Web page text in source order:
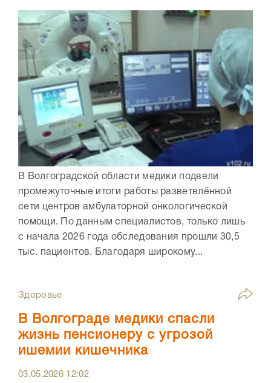
В Волгоградской области медики подвели
промежуточные итоги работы разветвлённой
сети центров амбулаторной онкологической
помощи. По данным специалистов, только лишь
с начала 2026 года обследования прошли 30,5
тыс. пациентов. Благодаря широкому...
Здоровье
В Волгограде медики спасли
жизнь пенсионеру с угрозой
ишемии кишечника
03.05.2026 12:02